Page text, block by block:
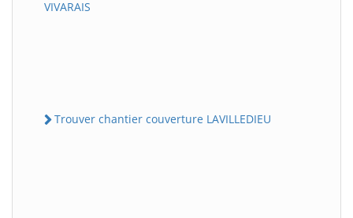
VIVARAIS
Trouver chantier couverture LAVILLEDIEU